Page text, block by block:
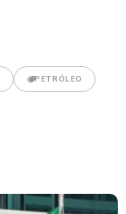
PETRÓLEO